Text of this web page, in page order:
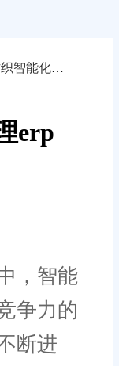
能化管理erp
erp
，智能
争力的
断进